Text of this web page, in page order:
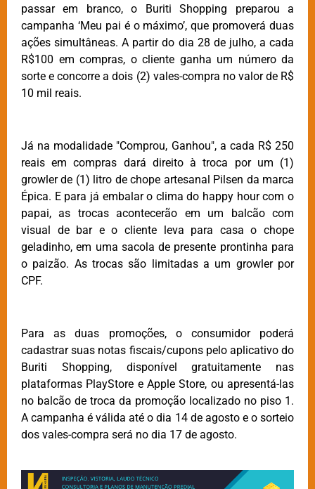
passar em branco, o Buriti Shopping preparou a
campanha ‘Meu pai é o máximo’, que promoverá duas
ações simultâneas. A partir do dia 28 de julho, a cada
R$100 em compras, o cliente ganha um número da
sorte e concorre a dois (2) vales-compra no valor de R$
10 mil reais.
Já na modalidade "Comprou, Ganhou", a cada R$ 250
reais em compras dará direito à troca por um (1)
growler de (1) litro de chope artesanal Pilsen da marca
Épica. E para já embalar o clima do happy hour com o
papai, as trocas acontecerão em um balcão com
visual de bar e o cliente leva para casa o chope
geladinho, em uma sacola de presente prontinha para
o paizão. As trocas são limitadas a um growler por
CPF.
Para as duas promoções, o consumidor poderá
cadastrar suas notas fiscais/cupons pelo aplicativo do
Buriti Shopping, disponível gratuitamente nas
plataformas PlayStore e Apple Store, ou apresentá-las
no balcão de troca da promoção localizado no piso 1.
A campanha é válida até o dia 14 de agosto e o sorteio
dos vales-compra será no dia 17 de agosto.